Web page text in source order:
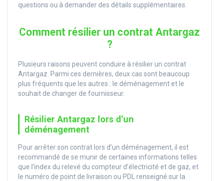
questions ou à demander des détails supplémentaires.
Comment résilier un contrat Antargaz
?
Plusieurs raisons peuvent conduire à résilier un contrat
Antargaz. Parmi ces dernières, deux cas sont beaucoup
plus fréquents que les autres : le déménagement et le
souhait de changer de fournisseur.
Résilier Antargaz lors d’un
déménagement
Pour arrêter son contrat lors d’un déménagement, il est
recommandé de se munir de certaines informations telles
que l’index du relevé du compteur d’électricité et de gaz, et
le numéro de point de livraison ou PDL renseigné sur la